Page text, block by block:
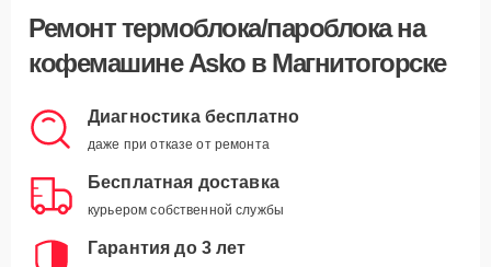
Ремонт термоблока/пароблокана
кофемашине Asko в Магнитогорске
Диагностика бесплатно
даже при отказе от ремонта
Бесплатная доставка
курьером собственной службы
Гарантия до 3 лет